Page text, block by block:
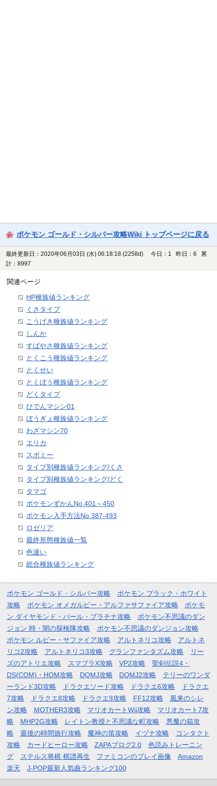
ポケモン ゴールド・シルバー攻略Wiki トップページに戻る
最終更新日：2020年06月03日 (水) 06:18:18 (2258d)
今日：1 昨日：6 累
計：8997
関連ページ
HP種族値ランキング
くさタイプ
こうげき種族値ランキング
しんか
すばやさ種族値ランキング
とくこう種族値ランキング
とくせい
とくぼう種族値ランキング
どくタイプ
ひでんマシン01
ぼうぎょ種族値ランキング
わざマシン70
エリカ
スボミー
タイプ別種族値ランキング/くさ
タイプ別種族値ランキング/どく
タマゴ
ポケモンずかんNo.401～450
ポケモン入手方法No.387-493
ロゼリア
最終形態種族値一覧
色違い
総合種族値ランキング
ポケモン ゴールド・シルバー攻略
ポケモン ブラック・ホワイト
攻略
ポケモン オメガルビー・アルファサファイア攻略
ポケモ
ン ダイヤモンド・パール・プラチナ攻略
ポケモン不思議のダン
ジョン 時・闇の探検隊攻略
ポケモン不思議のダンジョン攻略
ポケモン ルビー・サファイア攻略
アルトネリコ攻略
アルトネ
リコ2攻略
アルトネリコ3攻略 グランファンタズム攻略
リー
ズのアトリエ攻略
スマブラX攻略 VP2攻略
聖剣伝説4・
DS(COM)・HOM攻略
DQMJ攻略 DQMJ2攻略
テリーのワンダ
ーランド3D攻略
ドラクエソード攻略 ドラクエ6攻略
ドラクエ
7攻略
ドラクエ8攻略 ドラクエ9攻略 FF12攻略
風来のシレ
ン攻略
MOTHER3攻略 マリオカートWii攻略
マリオカート7攻
略
MHP2G攻略 レイトン教授と不思議な町攻略
悪魔の箱攻
略
最後の時間旅行攻略 魔神の笛攻略 イヅナ攻略
コンタクト
攻略
カードヒーロー攻略 ZAPAブログ2.0
色読みトレーニン
グ
ステルス将棋 棋譜再生 ファミコンのプレイ画像
Amazon
楽天
J-POP最新人気曲ランキング100